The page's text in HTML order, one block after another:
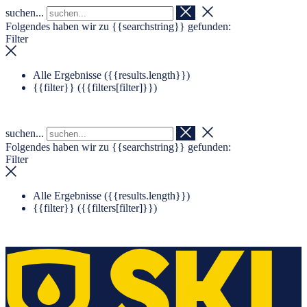
Navigation überspringen
Zum Footer springen
suchen...
Folgendes haben wir zu {{searchstring}} gefunden:
Filter
Alle Ergebnisse ({{results.length}})
{{filter}} ({{filters[filter]}})
suchen...
Folgendes haben wir zu {{searchstring}} gefunden:
Filter
Alle Ergebnisse ({{results.length}})
{{filter}} ({{filters[filter]}})